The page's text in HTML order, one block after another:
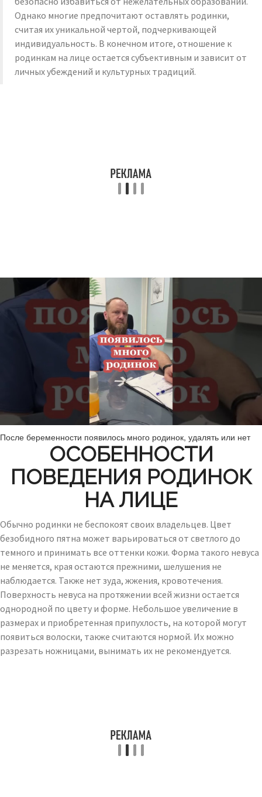
Однако многие предпочитают оставлять родинки,
считая их уникальной чертой, подчеркивающей
индивидуальность. В конечном итоге, отношение к
родинкам на лице остается субъективным и зависит от
личных убеждений и культурных традиций.
После беременности появилось много родинок, удалять или нет
ОСОБЕННОСТИ
ПОВЕДЕНИЯ РОДИНОК
НА ЛИЦЕ
Обычно родинки не беспокоят своих владельцев. Цвет
безобидного пятна может варьироваться от светлого до
темного и принимать все оттенки кожи. Форма такого невуса
не меняется, края остаются прежними, шелушения не
наблюдается. Также нет зуда, жжения, кровотечения.
Поверхность невуса на протяжении всей жизни остается
однородной по цвету и форме. Небольшое увеличение в
размерах и приобретенная припухлость, на которой могут
появиться волоски, также считаются нормой. Их можно
разрезать ножницами, вынимать их не рекомендуется.